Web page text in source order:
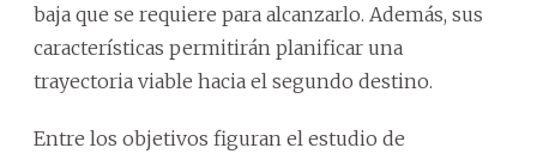
baja que se requiere para alcanzarlo. Además, sus
características permitirán planificar una
trayectoria viable hacia el segundo destino.
Entre los objetivos figuran el estudio de